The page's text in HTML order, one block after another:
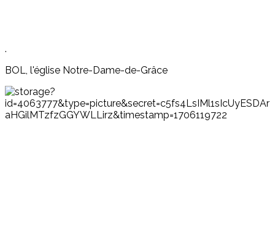
.
BOL, l'église Notre-Dame-de-Grâce